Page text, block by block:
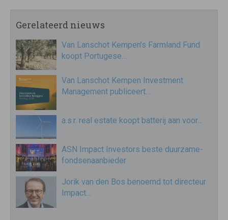
Gerelateerd nieuws
Van Lanschot Kempen’s Farmland Fund
koopt Portugese…
Van Lanschot Kempen Investment
Management publiceert…
a.s.r. real estate koopt batterij aan voor…
ASN Impact Investors beste duurzame-
fondsenaanbieder
Jorik van den Bos benoemd tot directeur
Impact…